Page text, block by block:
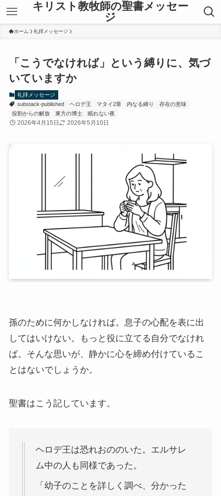
キリスト教牧師の聖書メッセー
ジ
ホーム 礼拝メッセージ
「こうでなければ」という縛りに、気づ
いていますか
礼拝メッセージ
substack-published
ヘロデ王 マタイ2章 内なる縛り
存在の意味
役割からの解放
東方の博士 眠れない夜
2026年4月15日 2026年5月10日
孫のために何かしなければ。息子の心配を表に出
してはいけない。もっと役に立てる自分でなけれ
ば。そんな思いが、静かに心を締め付けているこ
とはないでしょうか。
聖書はこう記しています。
ヘロデ王は恐れおののいた。エルサレ
ム中の人も同様であった。
「幼子のことを詳しく調べ、分かった